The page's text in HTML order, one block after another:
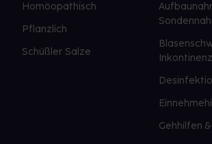
Homöopathisch
Pflanzlich
Schüßler Salze
Inkontinenz
Gehhilfen